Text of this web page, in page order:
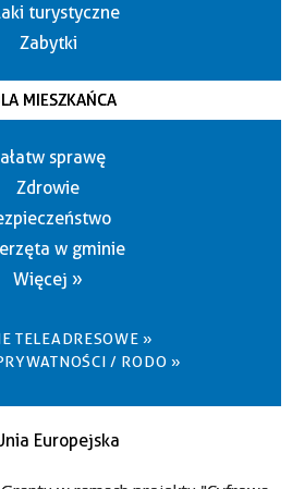
turystyczne
Zabytki
MIESZKAŃCA
sprawę
Zdrowie
w gminie
Więcej »
TELEADRESOWE »
/ RODO »